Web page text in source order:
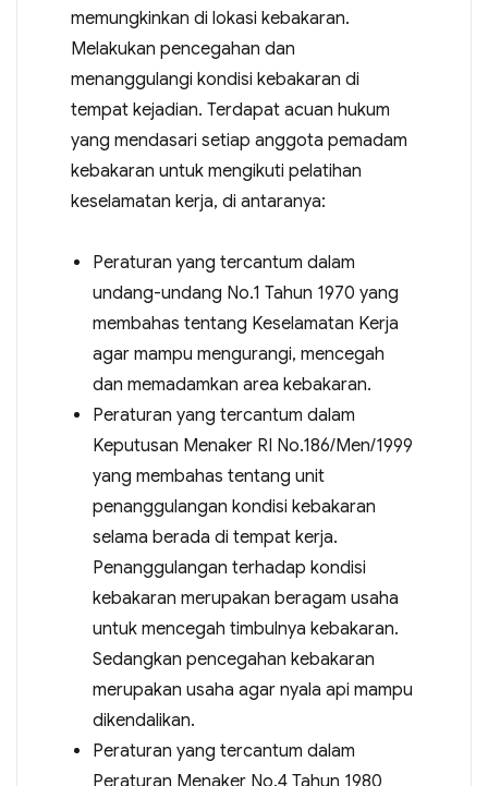
memungkinkan di lokasi kebakaran.
Melakukan pencegahan dan
menanggulangi kondisi kebakaran di
tempat kejadian. Terdapat acuan hukum
yang mendasari setiap anggota pemadam
kebakaran untuk mengikuti pelatihan
keselamatan kerja, di antaranya:
Peraturan yang tercantum dalam
undang-undang No.1 Tahun 1970 yang
membahas tentang Keselamatan Kerja
agar mampu mengurangi, mencegah
dan memadamkan area kebakaran.
Peraturan yang tercantum dalam
Keputusan Menaker RI No.186/Men/1999
yang membahas tentang unit
penanggulangan kondisi kebakaran
selama berada di tempat kerja.
Penanggulangan terhadap kondisi
kebakaran merupakan beragam usaha
untuk mencegah timbulnya kebakaran.
Sedangkan pencegahan kebakaran
merupakan usaha agar nyala api mampu
dikendalikan.
Peraturan yang tercantum dalam
Peraturan Menaker No.4 Tahun 1980